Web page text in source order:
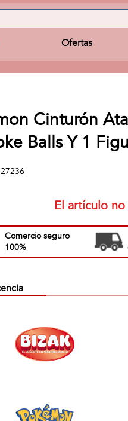
Ofertas
Cinturón
Balls Y 1
El artículo
Comercio seguro
100%